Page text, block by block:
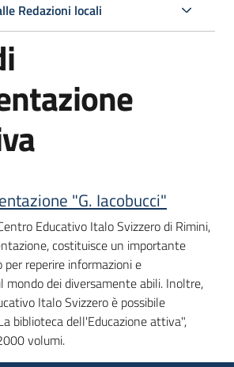
Redazioni locali
"G. Iacobucci"
Educativo Italo Svizzero di Rimini,
costituisce un importante
reperire informazioni e
mondo dei diversamente abili. Inoltre,
Italo Svizzero è possibile
biblioteca dell'Educazione attiva",
volumi.